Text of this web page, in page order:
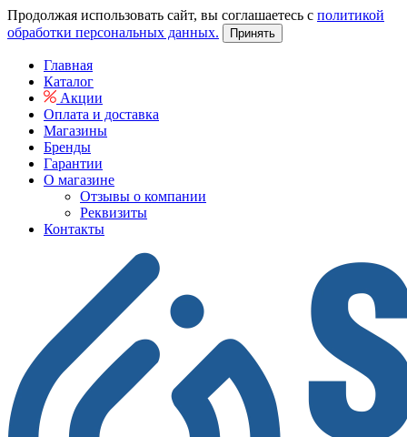
Продолжая использовать сайт, вы соглашаетесь с политикой
обработки персональных данных.
Принять
Главная
Каталог
Акции
Оплата и доставка
Магазины
Бренды
Гарантии
О магазине
Отзывы о компании
Реквизиты
Контакты